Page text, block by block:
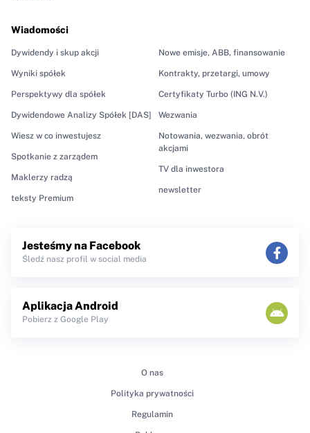
Wiadomości
Dywidendy i skup akcji
Wyniki spółek
Perspektywy dla spółek
Dywidendowe Analizy Spółek [DAS]
Wiesz w co inwestujesz
Spotkanie z zarządem
Maklerzy radzą
teksty Premium
Nowe emisje, ABB, finansowanie
Kontrakty, przetargi, umowy
Certyfikaty Turbo (ING N.V.)
Wezwania
Notowania, wezwania, obrót
akcjami
TV dla inwestora
newsletter
Jesteśmy na Facebook
Śledź nasz profil w social media
Aplikacja Android
Pobierz z Google Play
O nas
Polityka prywatności
Regulamin